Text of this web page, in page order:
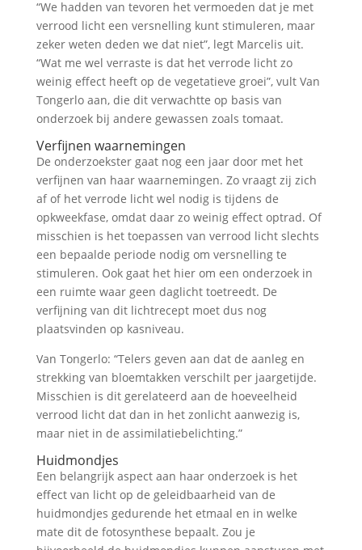
“We hadden van tevoren het vermoeden dat je met
verrood licht een versnelling kunt stimuleren, maar
zeker weten deden we dat niet”, legt Marcelis uit.
“Wat me wel verraste is dat het verrode licht zo
weinig effect heeft op de vegetatieve groei”, vult Van
Tongerlo aan, die dit verwachtte op basis van
onderzoek bij andere gewassen zoals tomaat.
Verfijnen waarnemingen
De onderzoekster gaat nog een jaar door met het
verfijnen van haar waarnemingen. Zo vraagt zij zich
af of het verrode licht wel nodig is tijdens de
opkweekfase, omdat daar zo weinig effect optrad. Of
misschien is het toepassen van verrood licht slechts
een bepaalde periode nodig om versnelling te
stimuleren. Ook gaat het hier om een onderzoek in
een ruimte waar geen daglicht toetreedt. De
verfijning van dit lichtrecept moet dus nog
plaatsvinden op kasniveau.
Van Tongerlo: “Telers geven aan dat de aanleg en
strekking van bloemtakken verschilt per jaargetijde.
Misschien is dit gerelateerd aan de hoeveelheid
verrood licht dat dan in het zonlicht aanwezig is,
maar niet in de assimilatiebelichting.”
Huidmondjes
Een belangrijk aspect aan haar onderzoek is het
effect van licht op de geleidbaarheid van de
huidmondjes gedurende het etmaal en in welke
mate dit de fotosynthese bepaalt. Zou je